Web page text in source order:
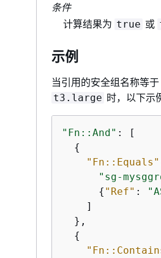
条件
计算结果为 true 或
示例
当引用的安全组名称等于
t3.large 时，以下示
"Fn::And" : [
{
"Fn::Equals"
"sg-
{ "Ref" :
    ]
  },
{